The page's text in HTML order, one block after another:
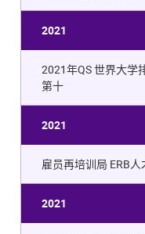
2021
2021年QS 世界大学
第十
2021
雇员再培训局 ERB
2021